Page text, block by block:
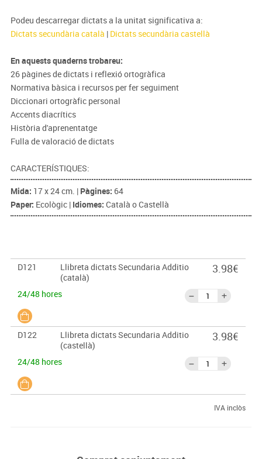
Podeu descarregar dictats a la unitat significativa a:
Dictats secundària català | Dictats secundària castellà
En aquests quaderns trobareu:
26 pàgines de dictats i reflexió ortogràfica
Normativa bàsica i recursos per fer seguiment
Diccionari ortogràfic personal
Accents diacrítics
Història d'aprenentatge
Fulla de valoració de dictats
CARACTERÍSTIQUES:
Mida: 17 x 24 cm. | Pàgines: 64
Paper: Ecològic | Idiomes: Català o Castellà
D121
Llibreta dictats Secundaria Additio
(català)
24/48 hores
3.98€
D122
Llibreta dictats Secundaria Additio
(castellà)
24/48 hores
3.98€
IVA inclòs